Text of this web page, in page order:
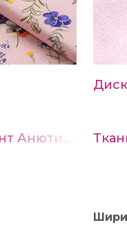
Ткань Лен Принт Анютины глазки на розовом